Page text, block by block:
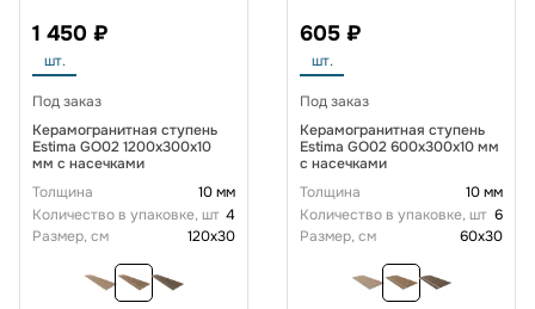
1 450 ₽
шт.
Под заказ
Керамогранитная ступень
Estima GO02 1200x300x10
мм с насечками
Толщина
10 мм
Количество в упаковке, шт 4
Размер, см
120x30
605 ₽
шт.
Под заказ
Керамогранитная ступень
Estima GO02 600x300x10 мм
с насечками
Толщина
10 мм
Количество в упаковке, шт 6
Размер, см
60x30